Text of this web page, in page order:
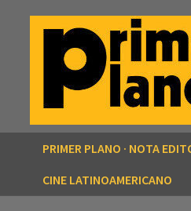
PRIMER PLANO · NOTA
CINE LATINOAMERICANO